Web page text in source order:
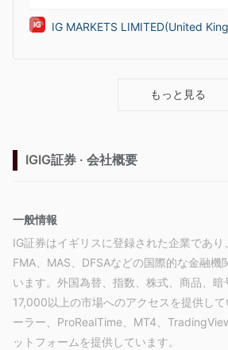
IG MARKETS LIMITED(United
もっと見る
IGIG証券 · 会社概要
一般情報
IG証券はイギリスに登録された企業であり
FMA、MAS、DFSAなどの国際的な金融機
います。外国為替、指数、株式、商品、暗
17,000以上の市場へのアクセスを提供し
ーラー、ProRealTime、MT4、
ットフォームを提供しています。